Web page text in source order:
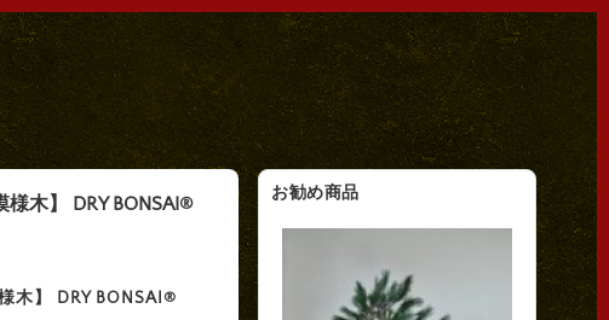
木】 DRY BONSAI®
木】 DRY BONSAI®
お勧め商品